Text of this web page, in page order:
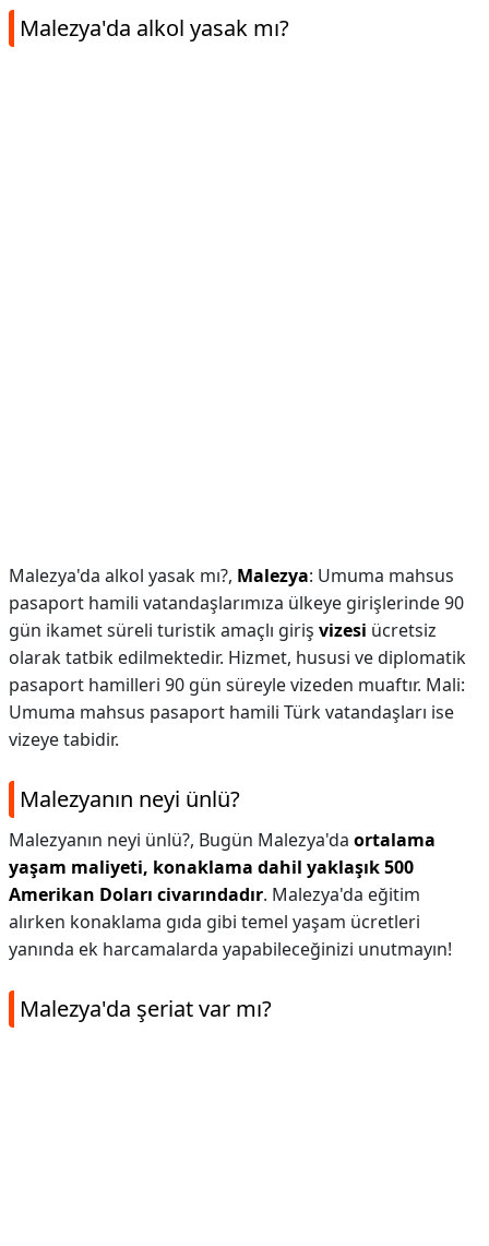
Malezya'da alkol yasak mı?
Malezya'da alkol yasak mı?, Malezya: Umuma mahsus
pasaport hamili vatandaşlarımıza ülkeye girişlerinde 90
gün ikamet süreli turistik amaçlı giriş vizesi ücretsiz
olarak tatbik edilmektedir. Hizmet, hususi ve diplomatik
pasaport hamilleri 90 gün süreyle vizeden muaftır. Mali:
Umuma mahsus pasaport hamili Türk vatandaşları ise
vizeye tabidir.
Malezyanın neyi ünlü?
Malezyanın neyi ünlü?, Bugün Malezya'da ortalama
yaşam maliyeti, konaklama dahil yaklaşık 500
Amerikan Doları civarındadır. Malezya'da eğitim
alırken konaklama gıda gibi temel yaşam ücretleri
yanında ek harcamalarda yapabileceğinizi unutmayın!
Malezya'da şeriat var mı?